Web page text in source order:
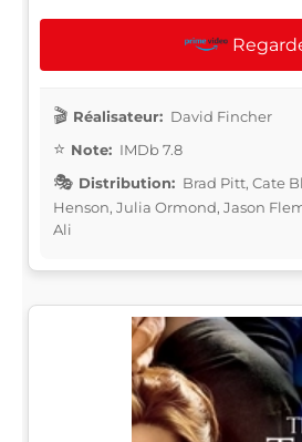
Réalisateur: David Fincher
Note: IMDb 7.8
Distribution: Brad Pitt, Cate
Henson, Julia Ormond, Jason
Ali